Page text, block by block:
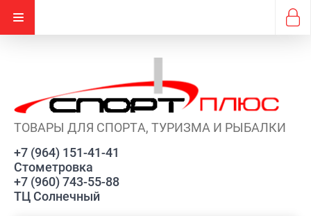
ТОВАРЫ ДЛЯ СПОРТА, ТУРИЗМА И РЫБАЛКИ
+7 (964) 151-41-41
Стометровка
+7 (960) 743-55-88
ТЦ Солнечный